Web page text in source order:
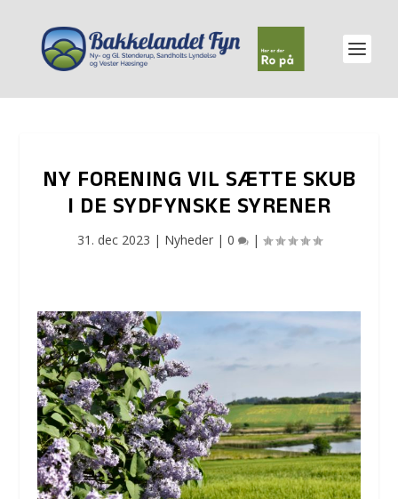
NY FORENING VIL SÆTTE SKUB
I DE SYDFYNSKE SYRENER
31. dec 2023 | Nyheder| 0 |